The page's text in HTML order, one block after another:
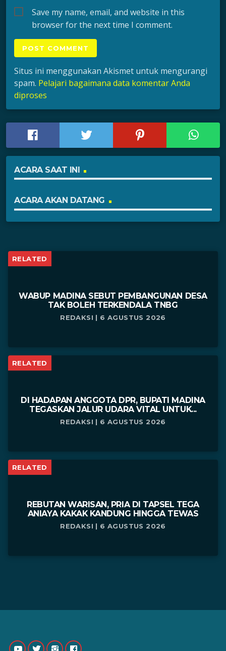
Save my name, email, and website in this
browser for the next time I comment.
Situs ini menggunakan Akismet untuk mengurangi
spam. Pelajari bagaimana data komentar Anda
diproses
ACARA SAAT INI
ACARA AKAN DATANG
RELATED
WABUP MADINA SEBUT PEMBANGUNAN DESA
TAK BOLEH TERKENDALA TNBG
REDAKSI | 6 AGUSTUS 2026
RELATED
DI HADAPAN ANGGOTA DPR, BUPATI MADINA
TEGASKAN JALUR UDARA VITAL UNTUK...
REDAKSI | 6 AGUSTUS 2026
RELATED
REBUTAN WARISAN, PRIA DI TAPSEL TEGA
ANIAYA KAKAK KANDUNG HINGGA TEWAS
REDAKSI | 6 AGUSTUS 2026